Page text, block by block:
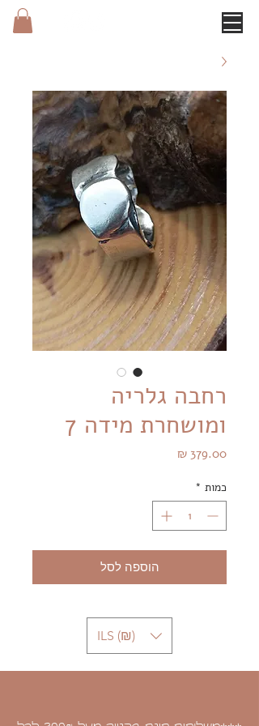
רחבה גלריה
ומושחרת מידה 7
מחיר
כמות *
הוספה לסל
ILS (₪)